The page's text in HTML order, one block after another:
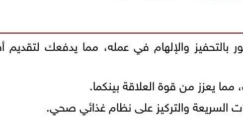
بالتحفيز والإلهام في عمله، مما يدفعك لتقديم
يعزز من قوة العلاقة بينكما.
السريعة والتركيز على نظام غذائي صحي.